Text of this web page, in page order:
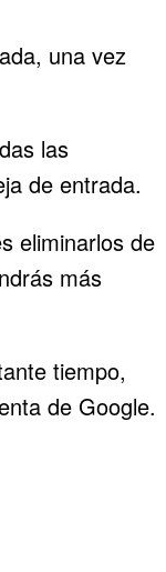
una vez
las
de entrada.
eliminarlos de
más
tiempo,
de Google.